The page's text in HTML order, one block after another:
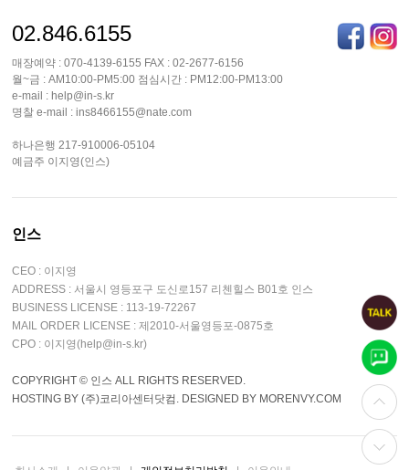
02.846.6155
매장예약 : 070-4139-6155 FAX : 02-2677-6156
월~금 : AM10:00-PM5:00 점심시간 : PM12:00-PM13:00
e-mail : help@in-s.kr
명찰 e-mail : ins8466155@nate.com
하나은행 217-910006-05104
예금주 이지영(인스)
인스
CEO : 이지영
ADDRESS : 서울시 영등포구 도신로157 리첸힐스 B01호 인스
BUSINESS LICENSE : 113-19-72267
MAIL ORDER LICENSE : 제2010-서울영등포-0875호
CPO : 이지영(help@in-s.kr)
COPYRIGHT © 인스 ALL RIGHTS RESERVED.
HOSTING BY (주)코리아센터닷컴. DESIGNED BY MORENVY.COM